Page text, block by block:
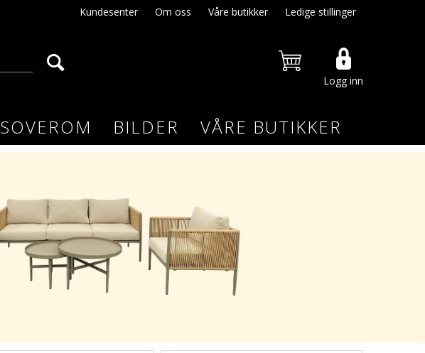
Kundesenter Om oss Våre butikker Ledige stillinger
Logg inn
SOVEROM BILDER VÅRE BUTIKKER